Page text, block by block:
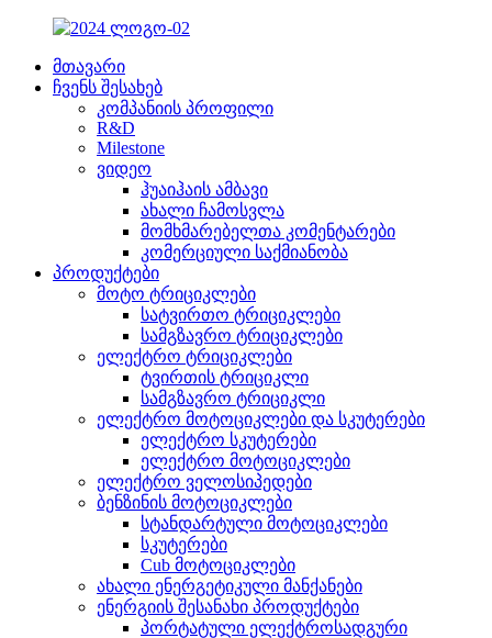
მთავარი
ჩვენს შესახებ
კომპანიის პროფილი
R&D
Milestone
ვიდეო
ჰუაიჰაის ამბავი
ახალი ჩამოსვლა
მომხმარებელთა კომენტარები
კომერციული საქმიანობა
პროდუქტები
მოტო ტრიციკლები
სატვირთო ტრიციკლები
სამგზავრო ტრიციკლები
ელექტრო ტრიციკლები
ტვირთის ტრიციკლი
სამგზავრო ტრიციკლი
ელექტრო მოტოციკლები და სკუტერები
ელექტრო სკუტერები
ელექტრო მოტოციკლები
ელექტრო ველოსიპედები
ბენზინის მოტოციკლები
სტანდარტული მოტოციკლები
სკუტერები
Cub მოტოციკლები
ახალი ენერგეტიკული მანქანები
ენერგიის შესანახი პროდუქტები
პორტატული ელექტროსადგური